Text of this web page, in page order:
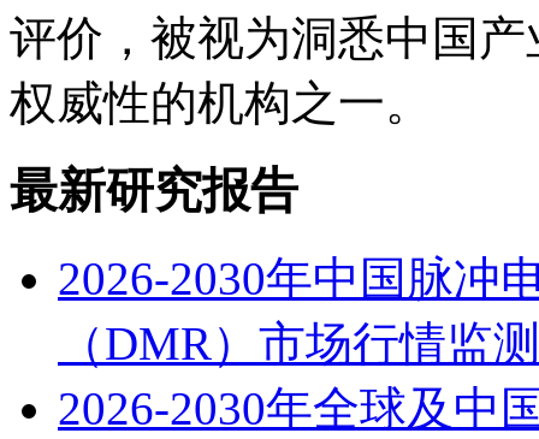
评价，被视为洞悉中国
权威性的机构之一。
最新研究报告
2026-2030年中国脉冲
（DMR）市场行情监
2026-2030年全球及中